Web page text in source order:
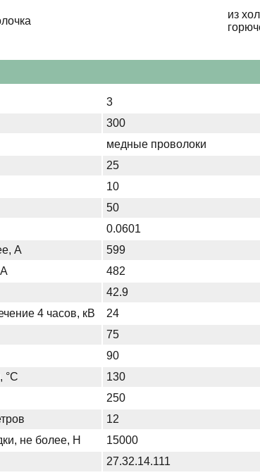
из
3
300
медные проволоки
25
10
50
0.0601
А
599
482
42.9
4 часов, кВ
24
75
90
°С
130
250
12
не более, Н
15000
27.32.14.111